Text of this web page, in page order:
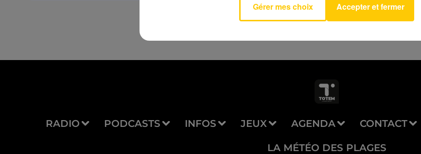
RADIO PODCASTS INFOS JEUX AGENDA CONTACT
LA MÉTÉO DES PLAGES
Gérer mes choix Accepter et fermer